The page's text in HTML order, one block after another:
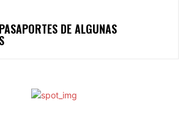
DE ALGUNAS